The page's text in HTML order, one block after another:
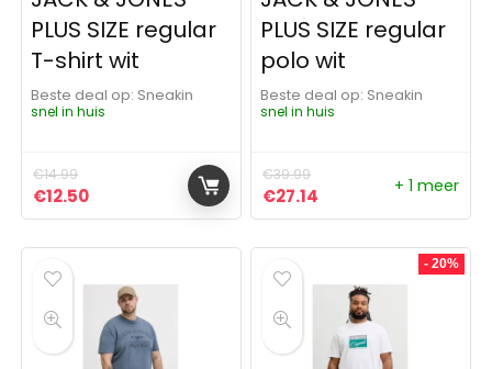
PLUS SIZE regular
T-shirt wit
Beste deal op:
Sneakin
snel in huis
€14.99
Oorspronkelijke prijs was: €14.99.
€12.50Huidige prijs is: €12.50.
PLUS SIZE regular
polo wit
Beste deal op:
Sneakin
snel in huis
€39.99
Oorspronkelijke prijs
€27.14 Huidige prijs is:
+ 1 meer
- 20%